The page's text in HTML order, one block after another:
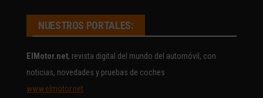
NUESTROS PORTALES:
ElMotor.net, revista digital del mundo del automóvil, con
noticias, novedades y pruebas de coches
www.elmotor.net